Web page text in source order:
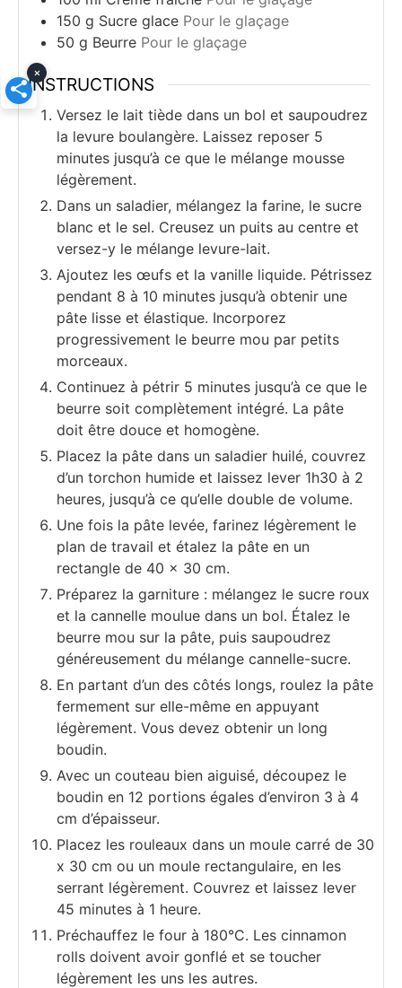
150 g Sucre glace Pour le glaçage
50 g Beurre Pour le glaçage
INSTRUCTIONS
Versez le lait tiède dans un bol et saupoudrez
la levure boulangère. Laissez reposer 5
minutes jusqu’à ce que le mélange mousse
légèrement.
Dans un saladier, mélangez la farine, le sucre
blanc et le sel. Creusez un puits au centre et
versez-y le mélange levure-lait.
Ajoutez les œufs et la vanille liquide. Pétrissez
pendant 8 à 10 minutes jusqu’à obtenir une
pâte lisse et élastique. Incorporez
progressivement le beurre mou par petits
morceaux.
Continuez à pétrir 5 minutes jusqu’à ce que le
beurre soit complètement intégré. La pâte
doit être douce et homogène.
Placez la pâte dans un saladier huilé, couvrez
d’un torchon humide et laissez lever 1h30 à 2
heures, jusqu’à ce qu’elle double de volume.
Une fois la pâte levée, farinez légèrement le
plan de travail et étalez la pâte en un
rectangle de 40 x 30 cm.
Préparez la garniture : mélangez le sucre roux
et la cannelle moulue dans un bol. Étalez le
beurre mou sur la pâte, puis saupoudrez
généreusement du mélange cannelle-sucre.
En partant d’un des côtés longs, roulez la pâte
fermement sur elle-même en appuyant
légèrement. Vous devez obtenir un long
boudin.
Avec un couteau bien aiguisé, découpez le
boudin en 12 portions égales d’environ 3 à 4
cm d’épaisseur.
Placez les rouleaux dans un moule carré de 30
x 30 cm ou un moule rectangulaire, en les
serrant légèrement. Couvrez et laissez lever
45 minutes à 1 heure.
Préchauffez le four à 180°C. Les cinnamon
rolls doivent avoir gonflé et se toucher
légèrement les uns les autres.
×